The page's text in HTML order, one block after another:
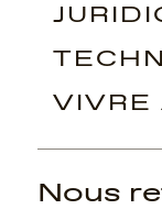
VIVRE
Nous